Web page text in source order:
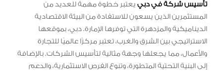
تأسيس شركة في دبي يعتبر خطوة مهمة للعديد من
المستثمرين الذين يسعون للاستفادة من البيئة الاقتصادية
الديناميكية والمزدهرة التي توفرها الإمارة. دبي، بموقعها
الاستراتيجي بين الشرق والغرب، تعتبر مركزًا عالميًا للتجارة
والأعمال، مما يجعلها وجهة مثالية لتأسيس الشركات. بالإضافة
إلى البنية التحتية المتطورة، وتنوع الفرص الاستثمارية، والدعم